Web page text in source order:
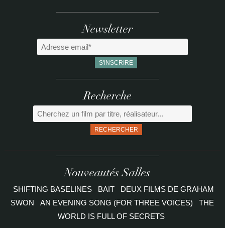
Newsletter
Recherche
RECHERCHER
Nouveautés Salles
SHIFTING BASELINES BAIT
DEUX FILMS DE GRAHAM
SWON
AN EVENING SONG (FOR THREE VOICES)
THE
WORLD IS FULL OF SECRETS